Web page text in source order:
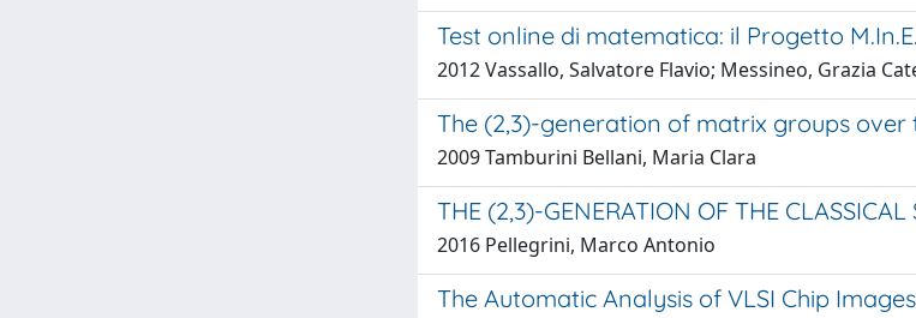
Test online di matematica: il Progetto
2012 Vassallo, Salvatore Flavio; Messineo, Grazia
The (2,3)-generation of matrix groups over
2009 Tamburini Bellani, Maria Clara
THE (2,3)-GENERATION OF THE
2016 Pellegrini, Marco Antonio
The Automatic Analysis of VLSI Chip Images